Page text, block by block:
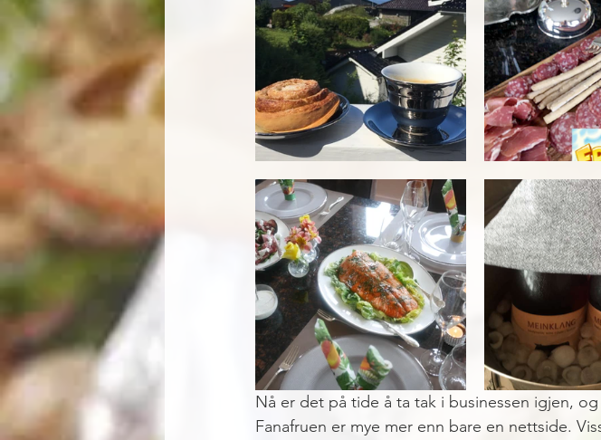
Nå er det på tide å ta tak i businessen igjen,
Fanafruen er mye mer enn bare en nettside.